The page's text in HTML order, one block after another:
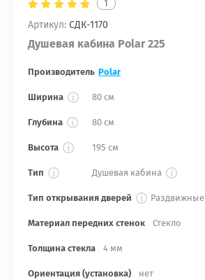
1
Артикул: СДК-1170
Душевая кабина Polar 225
Производитель Polar
Ширина 80 см
Глубина 80 см
Высота 195 см
Тип Душевая кабина
Тип открывания дверей Раздвижные
Материал передних стенок Стекло
Толщина стекла 4 мм
Ориентация (установка) нет